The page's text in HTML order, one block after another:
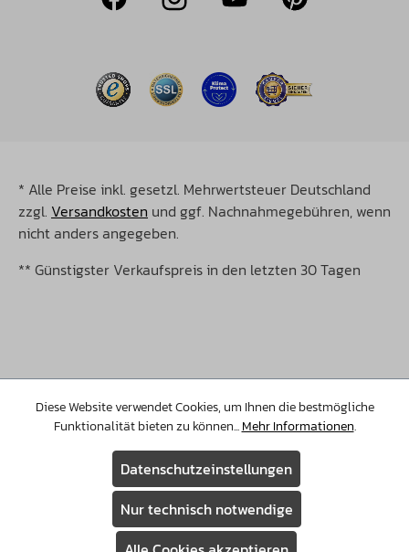
* Alle Preise inkl. gesetzl. Mehrwertsteuer Deutschland
zzgl. Versandkosten und ggf. Nachnahmegebühren, wenn
nicht anders angegeben.
** Günstigster Verkaufspreis in den letzten 30 Tagen
©Copyright 2026 Christopeit Sport. Alle Rechte
vorbehalten.
Diese Website verwendet Cookies, um Ihnen die bestmögliche
Funktionalität bieten zu können...Mehr Informationen.
Datenschutzeinstellungen
Nur technisch notwendige